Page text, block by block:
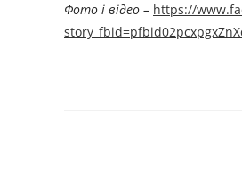
Фото і відео – https://